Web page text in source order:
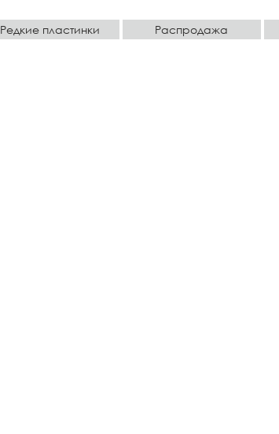
Редкие пластинки Распродажа